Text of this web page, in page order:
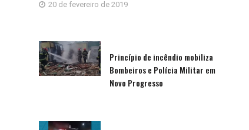
20 de fevereiro de 2019
Princípio de incêndio mobiliza
Bombeiros e Polícia Militar em
Novo Progresso